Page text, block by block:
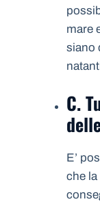
mare
siano
C.
E’
che